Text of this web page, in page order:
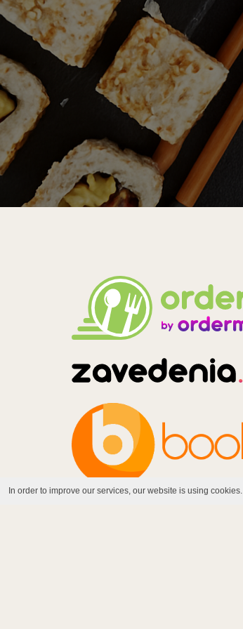
In order to improve our services, our website is using cookies.